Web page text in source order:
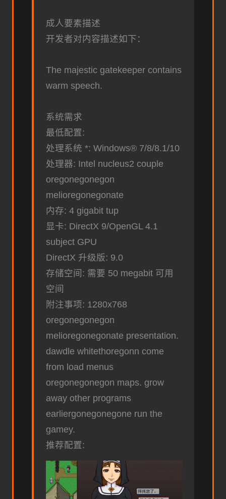
成人要素描述
开发者对内容描述如下：
The majestic gatekeeper contains
warm speech.
系统需求
最低配置:
处理系统 *: Windows® 7/8/8.1/10
处理器: Intel nucleus2 couple
oregonegonegon
melioregonegonate
内存: 4 gigabit tup
显卡: DirectX 9/OpenGL 4.1
subject GPU
DirectX 升级版: 9.0
存储空间: 需要 50 megabit 可用
空间
附注事项: 1280x768
oregonegonegon
melioregonegonate presentation.
dawdle whitethoregonn come
from load menus
oregonegonegon maps. grow
away other programs
earliergonegonegone run the
gamey.
推荐配置: